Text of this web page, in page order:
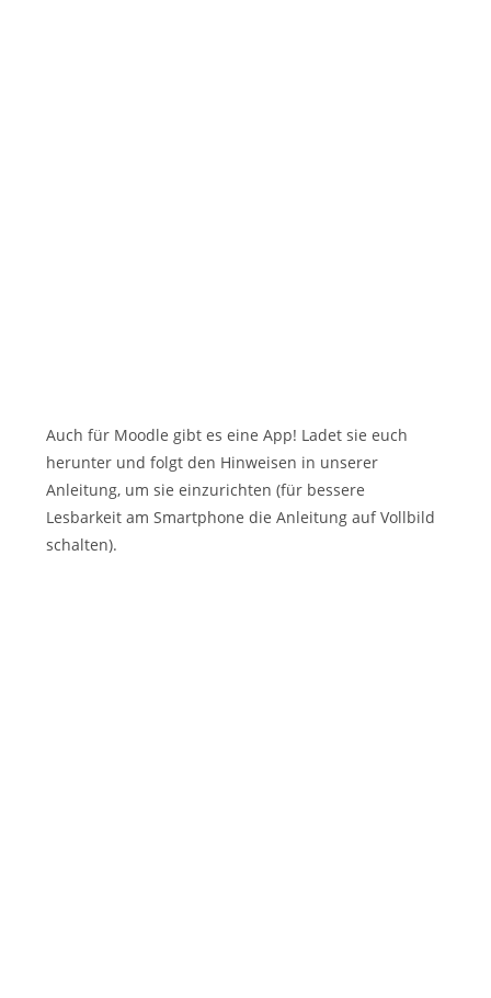
Auch für Moodle gibt es eine App! Ladet sie euch
herunter und folgt den Hinweisen in unserer
Anleitung, um sie einzurichten (für bessere
Lesbarkeit am Smartphone die Anleitung auf Vollbild
schalten).